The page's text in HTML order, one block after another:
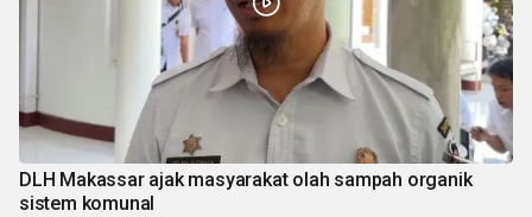
DLH Makassar ajak masyarakat olah sampah organik
sistem komunal